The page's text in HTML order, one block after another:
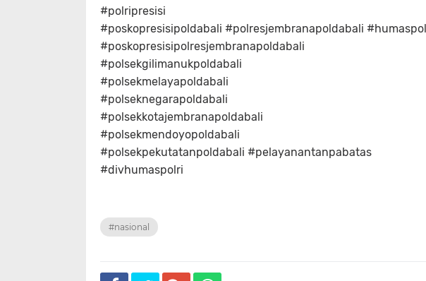
#polripresisi
#poskopresisipoldabali #polresjembranapoldabali
#poskopresisipolresjembranapoldabali
#polsekgilimanukpoldabali
#polsekmelayapoldabali
#polseknegarapoldabali
#polsekkotajembranapoldabali
#polsekmendoyopoldabali
#polsekpekutatanpoldabali #pelayanantanpabatas
#divhumaspolri
#nasional